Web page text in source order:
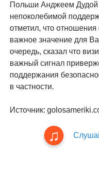
Польши Анджеем Дудой
непоколебимой
отметил, что
важное значение для
очередь, сказал что
важный сигнал
поддержания
в частности.
Источник: